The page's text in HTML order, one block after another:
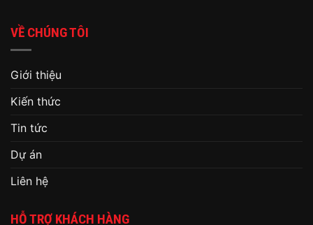
VỀ CHÚNG TÔI
Giới thiệu
Kiến thức
Tin tức
Dự án
Liên hệ
HỖ TRỢ KHÁCH HÀNG